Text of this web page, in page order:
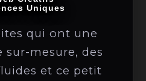
Uniques
qui ont une
sur-mesure, des
et ce petit